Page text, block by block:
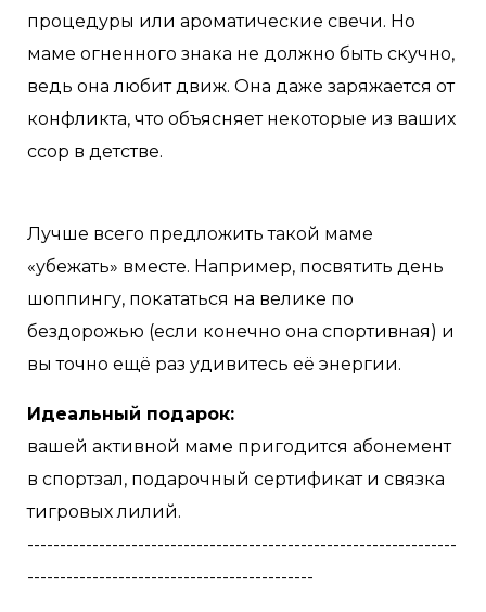
процедуры или ароматические свечи. Но
маме огненного знака не должно быть скучно,
ведь она любит движ. Она даже заряжается от
конфликта, что объясняет некоторые из ваших
ссор в детстве.
Лучше всего предложить такой маме
«убежать» вместе. Например, посвятить день
шоппингу, покататься на велике по
бездорожью (если конечно она спортивная) и
вы точно ещё раз удивитесь её энергии.
Идеальный подарок:
вашей активной маме пригодится абонемент
в спортзал, подарочный сертификат и связка
тигровых лилий.
------------------------------------------------------------------
--------------------------------------------